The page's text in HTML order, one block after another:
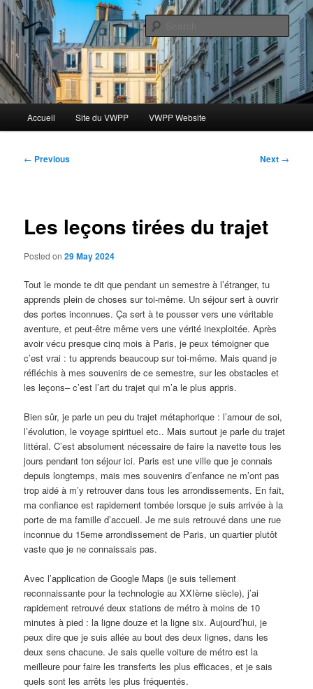
Skip
primary
contentBlog VWPP
Le blog des étudiants du Vassar-Wesleyan Programme à Paris
Accueil Site du VWPP VWPP Website
Post
← Previous Next →
Les leçons tirées du trajet
Posted on29 May 2024
Tout le monde te dit que pendant un semestre à l’étranger, tu
apprends plein de choses sur toi-même. Un séjour sert à ouvrir
des portes inconnues. Ça sert à te pousser vers une véritable
aventure, et peut-être même vers une vérité inexploitée. Après
avoir vécu presque cinq mois à Paris, je peux témoigner que
c’est vrai : tu apprends beaucoup sur toi-même. Mais quand je
réfléchis à mes souvenirs de ce semestre, sur les obstacles et
les leçons– c’est l’art du trajet qui m’a le plus appris.
Bien sûr, je parle un peu du trajet métaphorique : l’amour de soi,
l’évolution, le voyage spirituel etc.. Mais surtout je parle du trajet
littéral. C’est absolument nécessaire de faire la navette tous les
jours pendant ton séjour ici. Paris est une ville que je connais
depuis longtemps, mais mes souvenirs d’enfance ne m’ont pas
trop aidé à m’y retrouver dans tous les arrondissements. En fait,
ma confiance est rapidement tombée lorsque je suis arrivée à la
porte de ma famille d’accueil. Je me suis retrouvé dans une rue
inconnue du 15eme arrondissement de Paris, un quartier plutôt
vaste que je ne connaissais pas.
Avec l’application de Google Maps (je suis tellement
reconnaissante pour la technologie au XXIème siècle), j’ai
rapidement retrouvé deux stations de métro à moins de 10
minutes à pied : la ligne douze et la ligne six. Aujourd’hui, je
peux dire que je suis allée au bout des deux lignes, dans les
deux sens chacune. Je sais quelle voiture de métro est la
meilleure pour faire les transferts les plus efficaces, et je sais
quels sont les arrêts les plus fréquentés.